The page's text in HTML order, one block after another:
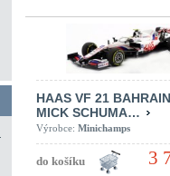
HAAS VF 21
MICK SCHUMA…
Výrobce: Minichamps
3